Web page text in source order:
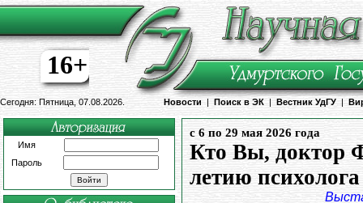
16+
Сегодня: Пятница, 07.08.2026. Новости | Поиск в ЭК | Вестник УдГУ |
Имя
Пароль
с 6 по 29 мая 2026 года
Кто Вы, доктор
летию психолога